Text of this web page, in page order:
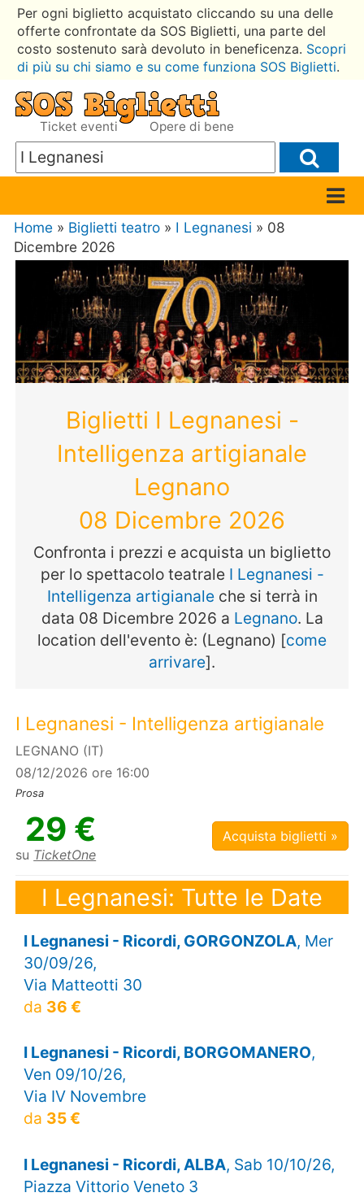
Per ogni biglietto acquistato cliccando su una delle
offerte confrontate da SOS Biglietti, una parte del
costo sostenuto sarà devoluto in beneficenza. Scopri
di più su chi siamo e su come funziona SOS Biglietti.
Ticket eventi Opere di bene
Home » Biglietti teatro » I Legnanesi » 08
Dicembre 2026
Biglietti I Legnanesi -
Intelligenza artigianale
Legnano
08 Dicembre 2026
Confronta i prezzi e acquista un biglietto
per lo spettacolo teatrale I Legnanesi -
Intelligenza artigianaleche si terrà in
data 08 Dicembre 2026 a Legnano. La
location dell'evento è: (Legnano) [come
arrivare].
I Legnanesi - Intelligenza artigianale
LEGNANO (IT)
08/12/2026 ore 16:00
Prosa
29 €
su TicketOne
Acquista biglietti »
I Legnanesi: Tutte le Date
I Legnanesi - Ricordi, GORGONZOLA, Mer
30/09/26,
Via Matteotti 30
da 36 €
I Legnanesi - Ricordi, BORGOMANERO,
Ven 09/10/26,
Via IV Novembre
da 35 €
I Legnanesi - Ricordi, ALBA, Sab 10/10/26,
Piazza Vittorio Veneto 3